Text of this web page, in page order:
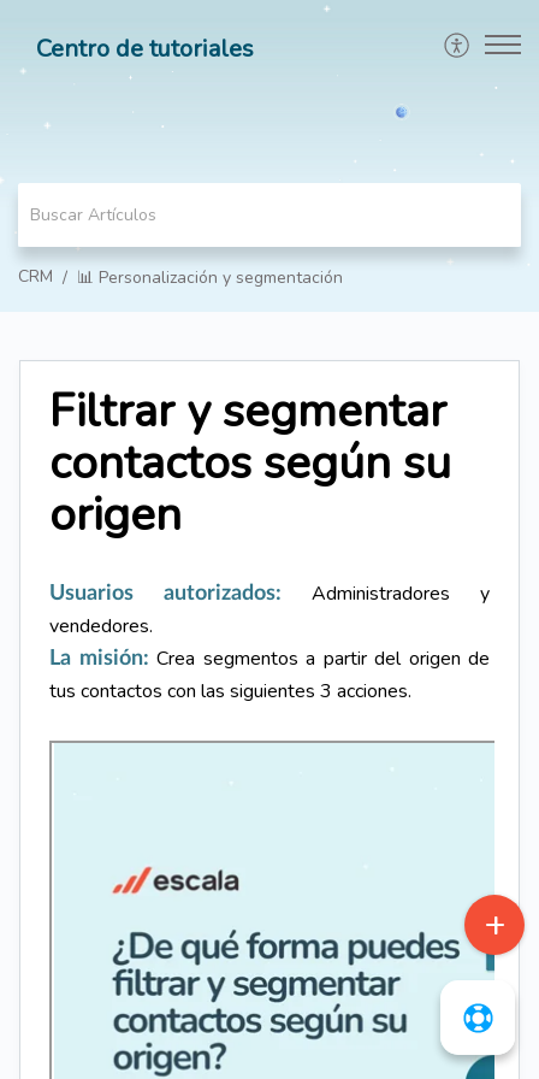
Centro de tutoriales
CRM 📊 Personalización y segmentación
Filtrar y segmentar
contactos según su
origen
Usuarios autorizados: Administradores y
vendedores.
La misión: Crea segmentos a partir del origen de
tus contactos con las siguientes 3 acciones.